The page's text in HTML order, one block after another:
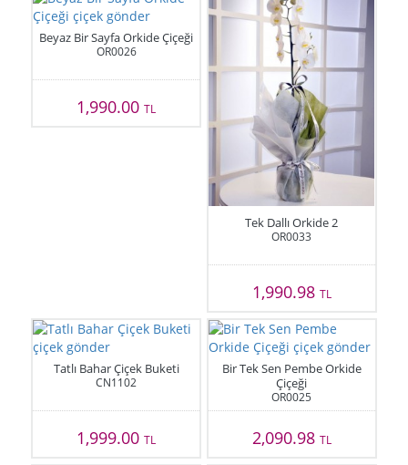
Beyaz Bir Sayfa Orkide Çiçeği
OR0026
1,990.00TL
Tek Dallı Orkide 2
OR0033
1,990.98 TL
Tatlı Bahar Çiçek Buketi
CN1102
1,999.00TL
Bir Tek Sen Pembe Orkide
Çiçeği
OR0025
2,090.98 TL